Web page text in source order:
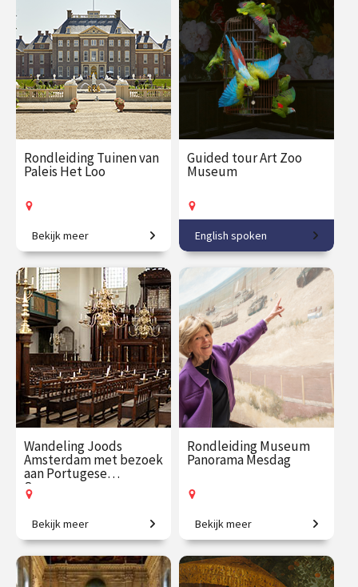
€ 32.50
vanaf 8
aug.
Op locatie
€ 27.50
vanaf 18
aug.
Op locatie
Rondleiding Tuinen van
Paleis Het Loo
Koninklijke baroktuin op de
Veluwe.
€ 27.50
vanaf 19
aug.
Op locatie
Bekijk meer
Guided tour Art Zoo
Museum
Discover Amsterdam's
newest museum!
€ 32.50
vanaf 22
aug.
Op locatie
English spoken
Wandeling Joods
Amsterdam met bezoek
aan Portugese
Synagoge
Verken de historische
joodse gebouwen en hun
verhalen.
Bekijk meer
Rondleiding Museum
Panorama Mesdag
Exclusief kijkje achter de
schermen!
Bekijk meer